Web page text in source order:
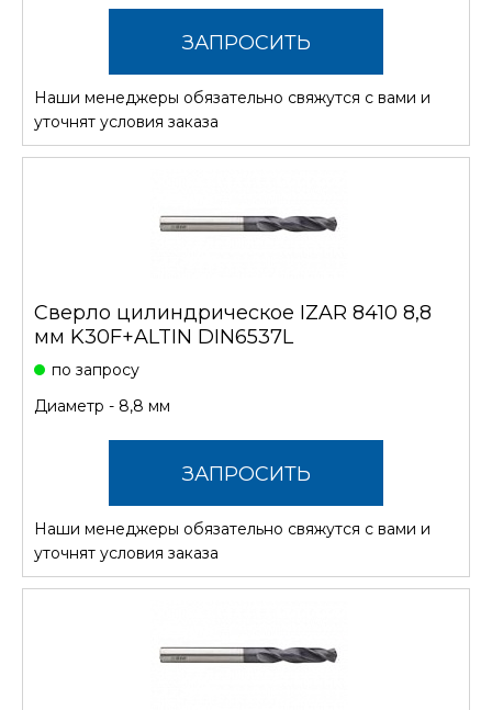
ЗАПРОСИТЬ
СТОИМОСТЬ
Наши менеджеры обязательно свяжутся с вами и
уточнят условия заказа
Сверло цилиндрическое IZAR 8410 8,8
мм K30F+ALTIN DIN6537L
по запросу
Диаметр - 8,8 мм
ЗАПРОСИТЬ
СТОИМОСТЬ
Наши менеджеры обязательно свяжутся с вами и
уточнят условия заказа